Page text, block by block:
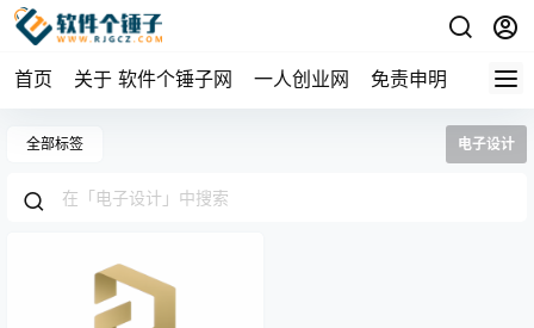
首页 关于 软件个锤子网 一人创业网 免责申明
全部标签 电子设计